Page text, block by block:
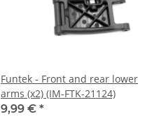
Funtek - Front and rear lower
arms (x2) (IM-FTK-21124)
9,99 € *